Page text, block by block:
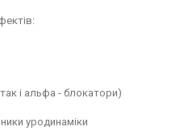
і альфа - блокатори)
уродинаміки